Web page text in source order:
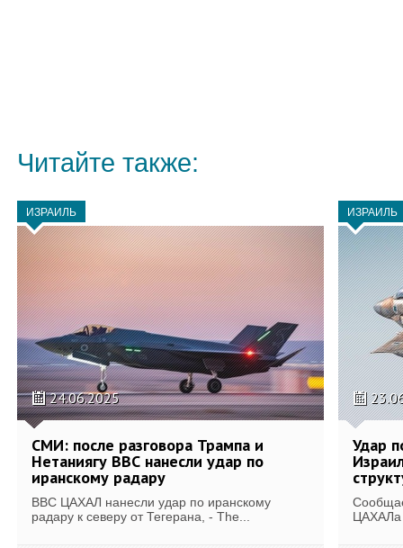
Читайте также:
ИЗРАИЛЬ
24.06.2025
СМИ: после разговора Трампа и
Нетаниягу ВВС нанесли удар по
иранскому радару
ВВС ЦАХАЛ нанесли удар по иранскому
радару к северу от Тегерана, - The...
ИЗРАИЛЬ
Удар
ЦАХАЛа